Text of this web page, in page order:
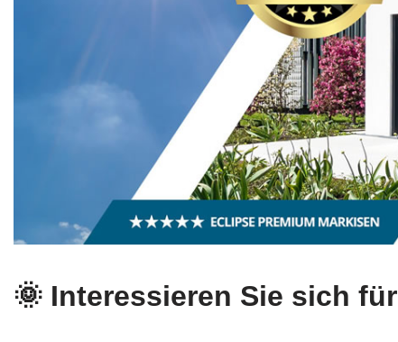
🌞 Interessieren Sie sich